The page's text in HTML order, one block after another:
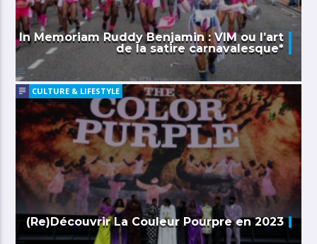
In Memoriam Ruddy Benjamin : VIM ou l’art
de la satire carnavalesque*
CULTURE & LIFESTYLE
(Re)Découvrir La Couleur Pourpre en 2023